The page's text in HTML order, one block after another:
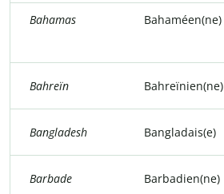
Bahamas Bahaméen(ne)
Bahreïn Bahreïnien(ne)
Bangladesh Bangladais(e)
Barbade Barbadien(ne)